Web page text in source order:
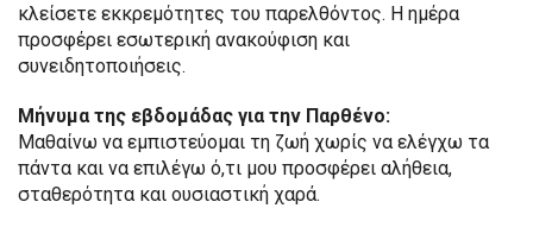
κλείσετε εκκρεμότητες του παρελθόντος. Η ημέρα
προσφέρει εσωτερική ανακούφιση και
συνειδητοποιήσεις.
Μήνυμα της εβδομάδας για την Παρθένο:
Μαθαίνω να εμπιστεύομαι τη ζωή χωρίς να ελέγχω τα
πάντα και να επιλέγω ό,τι μου προσφέρει αλήθεια,
σταθερότητα και ουσιαστική χαρά.